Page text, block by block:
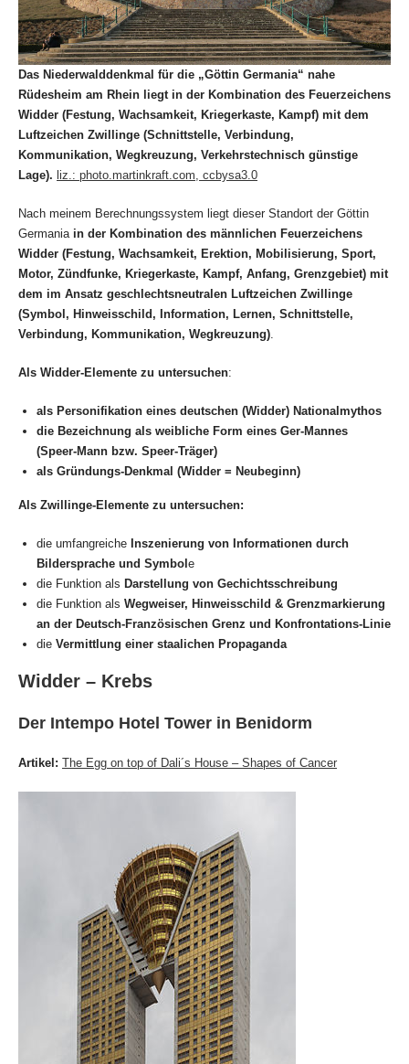
Das Niederwalddenkmal für die „Göttin Germania“ nahe
Rüdesheim am Rhein liegt in der Kombination des Feuerzeichens
Widder (Festung, Wachsamkeit, Kriegerkaste, Kampf) mit dem
Luftzeichen Zwillinge (Schnittstelle, Verbindung,
Kommunikation, Wegkreuzung, Verkehrstechnisch günstige
Lage). liz.: photo.martinkraft.com, ccbysa3.0
Nach meinem Berechnungssystem liegt dieser Standort der Göttin
Germania in der Kombination des männlichen Feuerzeichens
Widder (Festung, Wachsamkeit, Erektion, Mobilisierung, Sport,
Motor, Zündfunke, Kriegerkaste, Kampf, Anfang, Grenzgebiet) mit
dem im Ansatz geschlechtsneutralen Luftzeichen Zwillinge
(Symbol, Hinweisschild, Information, Lernen, Schnittstelle,
Verbindung, Kommunikation, Wegkreuzung).
Als Widder-Elemente zu untersuchen:
als Personifikation eines deutschen (Widder) Nationalmythos
die Bezeichnung als weibliche Form eines Ger-Mannes
(Speer-Mann bzw. Speer-Träger)
als Gründungs-Denkmal (Widder = Neubeginn)
Als Zwillinge-Elemente zu untersuchen:
die umfangreiche Inszenierung von Informationen durch
Bildersprache und Symbol e
die Funktion als Darstellung von Gechichtsschreibung
die Funktion als Wegweiser, Hinweisschild & Grenzmarkierung
an der Deutsch-Französischen Grenz und Konfrontations-Linie
die Vermittlung einer staalichen Propaganda
Widder – Krebs
Der Intempo Hotel Tower in Benidorm
Artikel: The Egg on top of Dali´s House – Shapes of Cancer